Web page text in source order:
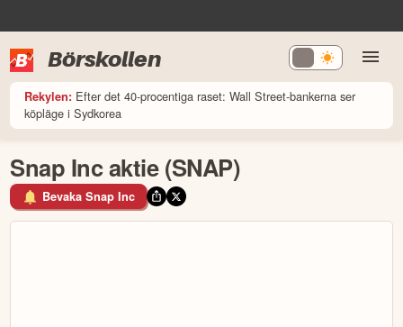
Börskollen
Rekylen: Efter det 40-procentiga raset: Wall Street-bankerna ser
köpläge i Sydkorea
Snap Inc aktie (SNAP)
Bevaka Snap Inc